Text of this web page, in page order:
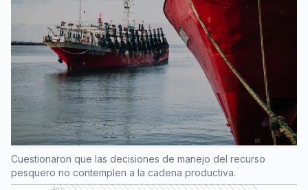
Cuestionaron que las decisiones de manejo del recurso
pesquero no contemplen a la cadena productiva.